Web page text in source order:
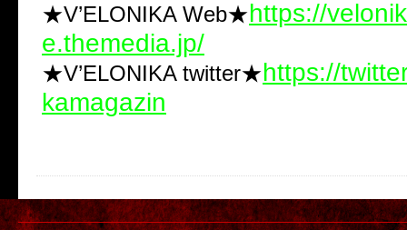
★V’ELONIKA Web★https://
e.themedia.jp/
★V’ELONIKA twitter★https://
kamagazin